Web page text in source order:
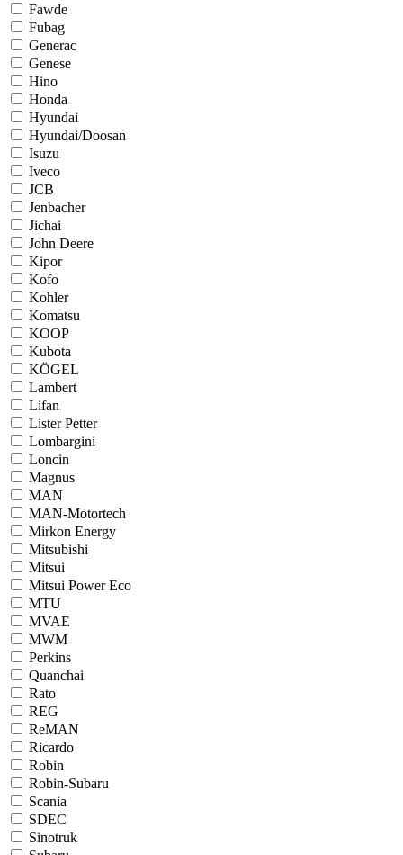
Fawde
Fubag
Generac
Genese
Hino
Honda
Hyundai
Hyundai/Doosan
Isuzu
Iveco
JCB
Jenbacher
Jichai
John Deere
Kipor
Kofo
Kohler
Komatsu
KOOP
Kubota
KÖGEL
Lambert
Lifan
Lister Petter
Lombargini
Loncin
Magnus
MAN
MAN-Motortech
Mirkon Energy
Mitsubishi
Mitsui
Mitsui Power Eco
MTU
MVAE
MWM
Perkins
Quanchai
Rato
REG
ReMAN
Ricardo
Robin
Robin-Subaru
Scania
SDEC
Sinotruk